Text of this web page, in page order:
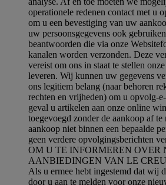
operationele redenen contact met u
om u een bevestiging van uw
uw persoonsgegevens ook
beantwoorden die via onze
kanalen worden verzonden. Deze
vereist om ons in staat te stellen
leveren. Wij kunnen uw gegevens
ons legitiem belang (naar behoren
rechten en vrijheden) om u opvolg-
geval u artikelen aan onze online
toegevoegd zonder de aankoop af
aankoop niet binnen een bepaalde
geen verdere opvolgingsberichten
OM U TE INFORMEREN OVER
AANBIEDINGEN VAN LE
Als u ermee hebt ingestemd dat wij
door u aan te melden voor onze